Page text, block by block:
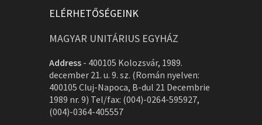
ELÉRHETŐSÉGEINK
MAGYAR UNITÁRIUS EGYHÁZ
Address - 400105 Kolozsvár, 1989.
december 21. u. 9. sz. (Román nyelven:
400105 Cluj-Napoca, B-dul 21 Decembrie
1989 nr. 9) Tel/fax: (004)-0264-595927,
(004)-0364-405557